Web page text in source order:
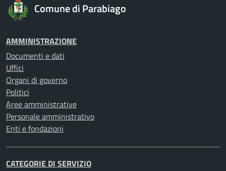
Comune di Parabiago
AMMINISTRAZIONE
Documenti e dati
Uffici
Organi di governo
Politici
Aree amministrative
Personale amministrativo
Enti e fondazioni
CATEGORIE DI SERVIZIO